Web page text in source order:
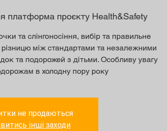
платформа проєкту Health&Safety
та слінгоносіння, вибір та правильне
різницю між стандартами та незалежними
та подорожей з дітьми. Особливу увагу
в холодну пору року
не продаються
інші заходи